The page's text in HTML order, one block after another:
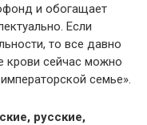
и обогащает
Если
то все давно
крови сейчас можно
семье».
русские,